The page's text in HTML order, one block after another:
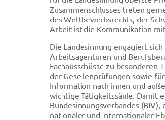
Zusammenschlusses treten
des Wettbewerbsrechts, der
Arbeit ist die Kommunikation
Die Landesinnung engagiert
Arbeitsagenturen und
Fachausschüsse zu
der Gesellenprüfungen sowie
Information nach innen und
wichtige Tätigkeitssäule. Damit
Bundesinnungsverbandes
nationaler und internationaler